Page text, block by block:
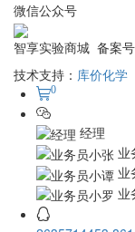
微信公众号
智享实验商城 备案号
技术支持： 库价化学
0
经理
业
业
业